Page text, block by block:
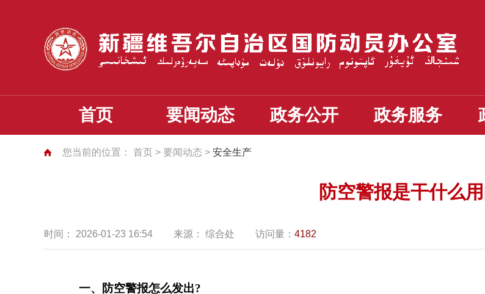
首页 要闻动态 政务公开 政务服务
您当前的位置： 首页 > 要闻动态 > 安全生产
防空警报是干什么
时间： 2026-01-23 16:54 来源： 综合处 访问量： 4182
一、防空警报怎么发出?